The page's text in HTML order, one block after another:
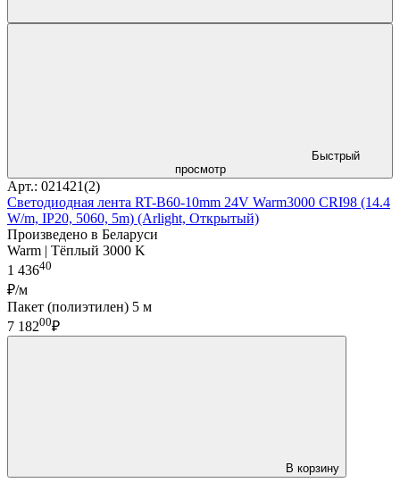
Быстрый
просмотр
Арт.: 021421(2)
Светодиодная лента RT-B60-10mm 24V Warm3000 CRI98 (14.4
W/m, IP20, 5060, 5m) (Arlight, Открытый)
Произведено в Беларуси
Warm | Тёплый 3000 K
1 43640
₽/м
Пакет (полиэтилен) 5 м
7 18200₽
В корзину